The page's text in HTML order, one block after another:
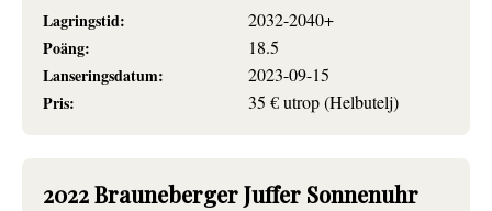
Lagringstid:
2032-2040+
Poäng:
18.5
Lanseringsdatum:
2023-09-15
Pris:
35 € utrop (Helbutelj)
2022 Brauneberger Juffer Sonnenuhr